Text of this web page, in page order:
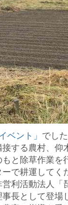
ベント」 でし
する農村、仰
と除草作業を
で耕運してく
利活動法人「
長として登場